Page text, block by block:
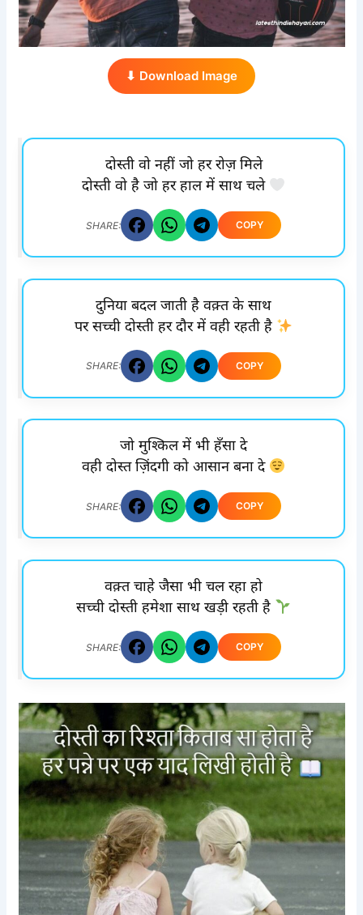
⬇ Download Image
दोस्ती वो नहीं जो हर रोज़ मिले
दोस्ती वो है जो हर हाल में साथ चले
SHARE: COPY
दुनिया बदल जाती है वक़्त के साथ
पर सच्ची दोस्ती हर दौर में वही रहती है
SHARE: COPY
जो मुश्किल में भी हँसा दे
वही दोस्त ज़िंदगी को आसान बना दे
SHARE: COPY
वक़्त चाहे जैसा भी चल रहा हो
सच्ची दोस्ती हमेशा साथ खड़ी रहती है
SHARE: COPY